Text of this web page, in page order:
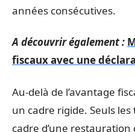
années consécutives.
A découvrir également :
fiscaux avec une
Au-delà de l’avantage
un cadre rigide. Seuls
cadre d’une